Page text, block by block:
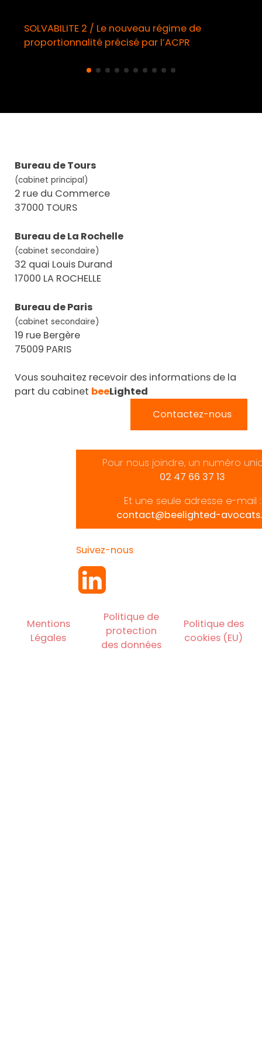
SOLVABILITE 2 / Le nouveau régime de
proportionnalité précisé par l’ACPR
Bureau de Tours
(cabinet principal)
2 rue du Commerce
37000 TOURS
Bureau de La Rochelle
(cabinet secondaire)
32 quai Louis Durand
17000 LA ROCHELLE
Bureau de Paris
(cabinet secondaire)
19 rue Bergère
75009 PARIS
Vous souhaitez recevoir des informations de la
part du cabinet beeLighted
Contactez-nous
Pour nous joindre, un numéro
02 47 66 37 13
Et une seule adresse e-mail :
contact@beelighted-
Suivez-nous
Mentions
Légales
Politique de
protection
des données
Politique des
cookies (EU)